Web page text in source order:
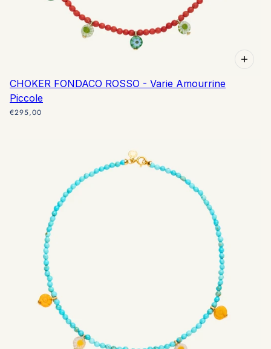
CHOKER FONDACO ROSSO - Varie Amourrine
Piccole
€295,00